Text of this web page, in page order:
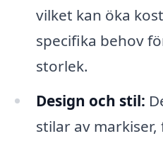
vilket kan öka
specifika behov
storlek.
Design och stil:
stilar av